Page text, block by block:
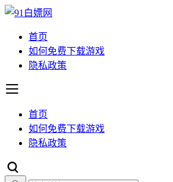
首页
如何免费下载游戏
隐私政策
首页
如何免费下载游戏
隐私政策